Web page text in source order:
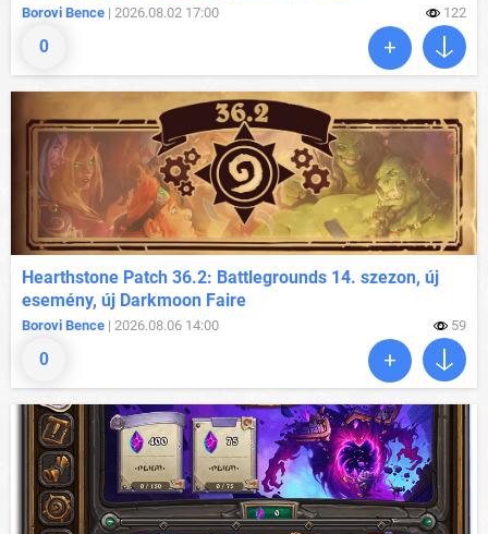
0
Borovi Bence | 2026.08.02 17:00 122
0
Hearthstone Patch 36.2: Battlegrounds 14. szezon, új
esemény, új Darkmoon Faire
Borovi Bence | 2026.08.06 14:00 59